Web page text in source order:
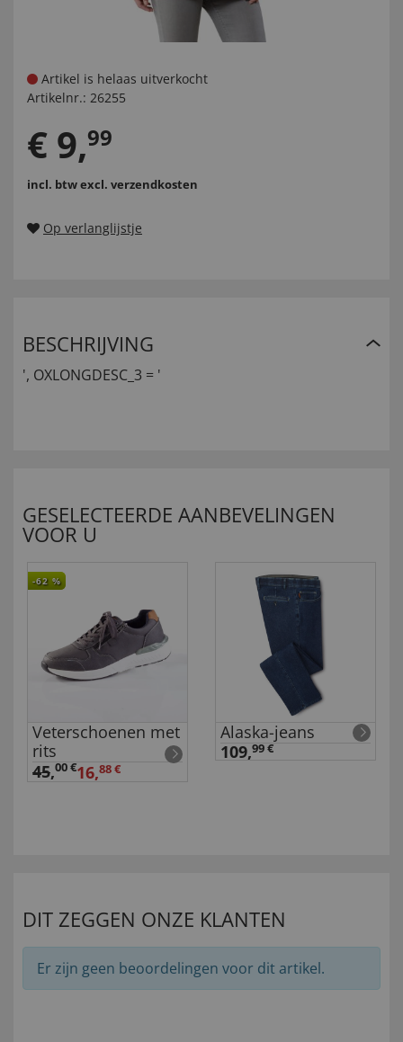
Artikel is helaas uitverkocht
Artikelnr.: 26255
€ 9,99
incl. btwexcl. verzendkosten
Op verlanglijstje
BESCHRIJVING
', OXLONGDESC_3 = '
GESELECTEERDE AANBEVELINGEN
VOOR U
-62 %
Veterschoenen met
rits
45,00 €16,88 €
Alaska-jeans
109,99 €
DIT ZEGGEN ONZE KLANTEN
Er zijn geen beoordelingen voor dit artikel.